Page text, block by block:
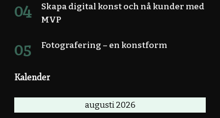
Skapa digital konst och nå kunder med
MVP
Fotografering – en konstform
Kalender
augusti 2026